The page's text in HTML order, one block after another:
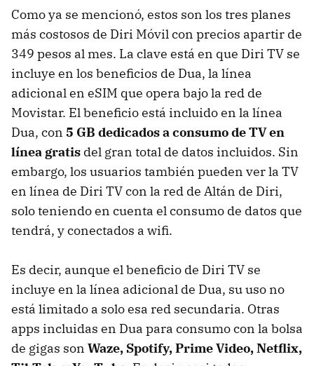
Como ya se mencionó, estos son los tres planes
más costosos de Diri Móvil con precios apartir de
349 pesos al mes. La clave está en que Diri TV se
incluye en los beneficios de Dua, la línea
adicional en eSIM que opera bajo la red de
Movistar. El beneficio está incluido en la línea
Dua, con 5 GB dedicados a consumo de TV en
línea gratis del gran total de datos incluidos. Sin
embargo, los usuarios también pueden ver la TV
en línea de Diri TV con la red de Altán de Diri,
solo teniendo en cuenta el consumo de datos que
tendrá, y conectados a wifi.
Es decir, aunque el beneficio de Diri TV se
incluye en la línea adicional de Dua, su uso no
está limitado a solo esa red secundaria. Otras
apps incluidas en Dua para consumo con la bolsa
de gigas son Waze, Spotify, Prime Video, Netflix,